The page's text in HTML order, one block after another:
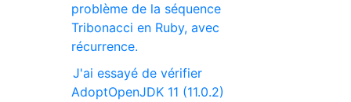
problème de la séquence
Tribonacci en Ruby, avec
récurrence.
J'ai essayé de vérifier
AdoptOpenJDK 11 (11.0.2)